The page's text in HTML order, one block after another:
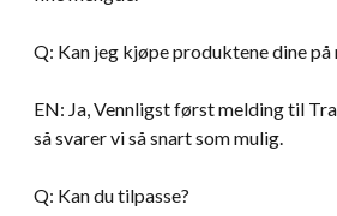
Q: Kan jeg kjøpe produktene dine på
EN: Ja, Vennligst først melding til
så svarer vi så snart som mulig.
Q: Kan du tilpasse?